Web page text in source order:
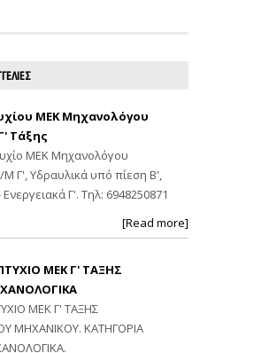
ΜΕΚ Μηχανολόγου
Τάξης
ΜΕΚ Μηχανολόγου
Γ', Υδραυλικά υπό πίεση Β',
Γ'. Τηλ: 6948250871
[Read more]
ΜΕΚ Γ' ΤΑΞΗΣ
ΜΕΚ Γ' ΤΑΞΗΣ
ΜΗΧΑΝΙΚΟΥ. ΚΑΤΗΓΟΡΙΑ